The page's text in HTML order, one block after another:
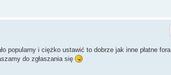
popularny i ciężko ustawić to dobrze jak inne płatne fora
do zgłaszania się